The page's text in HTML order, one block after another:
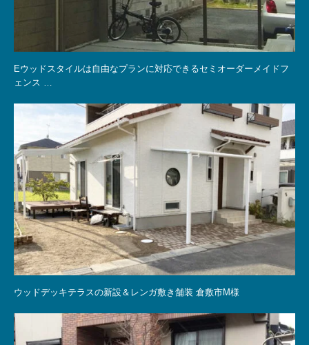
Eウッドスタイルは自由なプランに対応できるセミオーダーメイドフ
ェンス …
ウッドデッキテラスの新設＆レンガ敷き舗装 倉敷市M様